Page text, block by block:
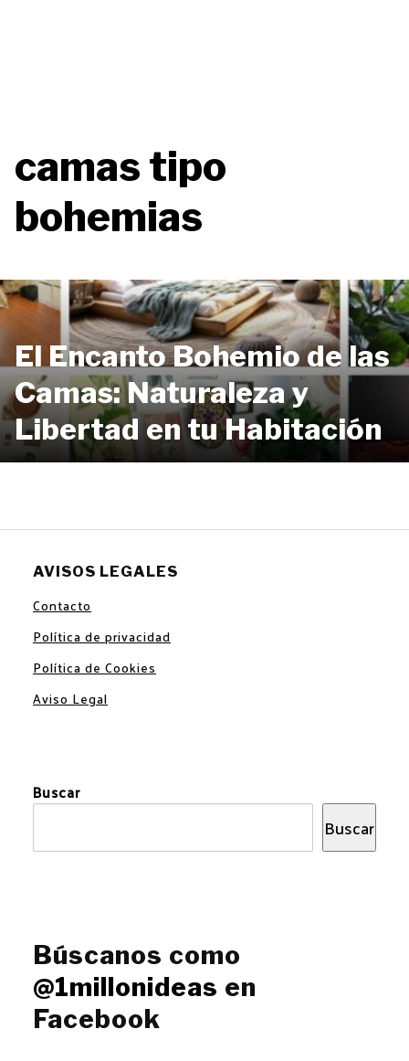
camas tipo
bohemias
El Encanto Bohemio de las
Camas: Naturaleza y
Libertad en tu Habitación
AVISOS LEGALES
Contacto
Política de privacidad
Política de Cookies
Aviso Legal
Buscar
Buscar
Búscanos como
@1millonideas en
Facebook